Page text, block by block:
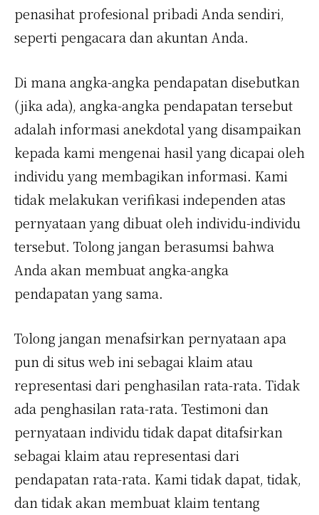
penasihat profesional pribadi Anda sendiri,
seperti pengacara dan akuntan Anda.
Di mana angka-angka pendapatan disebutkan
(jika ada), angka-angka pendapatan tersebut
adalah informasi anekdotal yang disampaikan
kepada kami mengenai hasil yang dicapai oleh
individu yang membagikan informasi. Kami
tidak melakukan verifikasi independen atas
pernyataan yang dibuat oleh individu-individu
tersebut. Tolong jangan berasumsi bahwa
Anda akan membuat angka-angka
pendapatan yang sama.
Tolong jangan menafsirkan pernyataan apa
pun di situs web ini sebagai klaim atau
representasi dari penghasilan rata-rata. Tidak
ada penghasilan rata-rata. Testimoni dan
pernyataan individu tidak dapat ditafsirkan
sebagai klaim atau representasi dari
pendapatan rata-rata. Kami tidak dapat, tidak,
dan tidak akan membuat klaim tentang